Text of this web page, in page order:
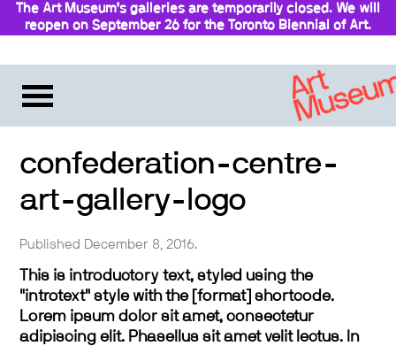
The Art Museum’s galleries are temporarily closed. We will
reopen on September 26 for the Toronto Biennial of Art.
confederation-centre-
art-gallery-logo
Published December 8, 2016.
This is introductory text, styled using the
"introtext" style with the [format] shortcode.
Lorem ipsum dolor sit amet, consectetur
adipiscing elit. Phasellus sit amet velit lectus. In